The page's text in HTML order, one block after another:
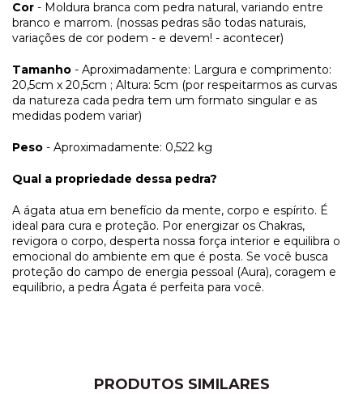
Cor - Moldura branca com pedra natural, variando entre
branco e marrom. (nossas pedras são todas naturais,
variações de cor podem - e devem! - acontecer)
Tamanho - Aproximadamente: Largura e comprimento:
20,5cm x 20,5cm ; Altura: 5cm (por respeitarmos as curvas
da natureza cada pedra tem um formato singular e as
medidas podem variar)
Peso - Aproximadamente: 0,522 kg
Qual a propriedade dessa pedra?
A ágata atua em benefício da mente, corpo e espírito. É
ideal para cura e proteção. Por energizar os Chakras,
revigora o corpo, desperta nossa força interior e equilibra o
emocional do ambiente em que é posta. Se você busca
proteção do campo de energia pessoal (Aura), coragem e
equilíbrio, a pedra Ágata é perfeita para você.
PRODUTOS SIMILARES